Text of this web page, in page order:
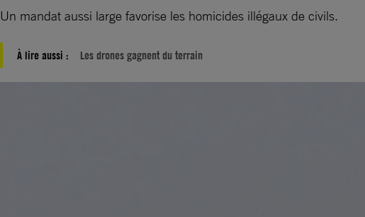
Un mandat aussi large favorise les homicides illégaux de civils.
À lire aussi : Les drones gagnent du terrain